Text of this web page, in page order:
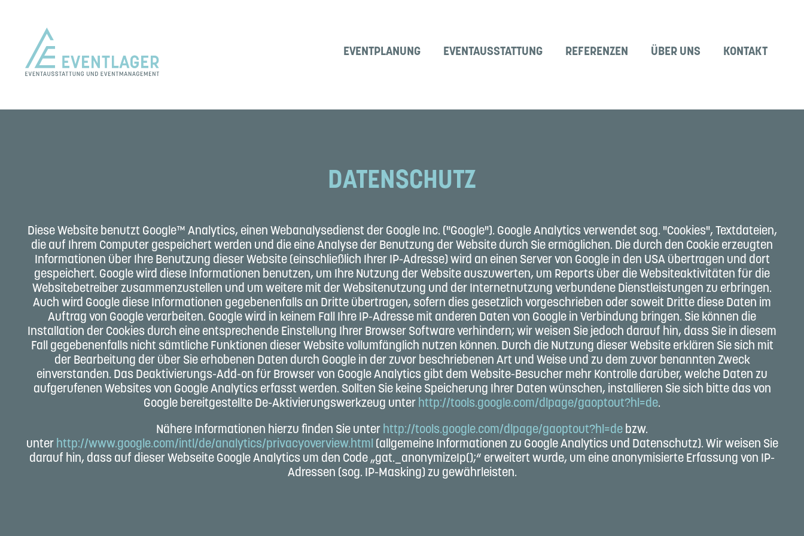
EVENTPLANUNG EVENTAUSSTATTUNG REFERENZEN ÜBER UNS KONTAKT
DATENSCHUTZ
Diese Website benutzt Google™ Analytics, einen Webanalysedienst der Google Inc. ("Google"). Google Analytics verwendet sog. "Cookies", Textdateien,
die auf Ihrem Computer gespeichert werden und die eine Analyse der Benutzung der Website durch Sie ermöglichen. Die durch den Cookie erzeugten
Informationen über Ihre Benutzung dieser Website (einschließlich Ihrer IP-Adresse) wird an einen Server von Google in den USA übertragen und dort
gespeichert. Google wird diese Informationen benutzen, um Ihre Nutzung der Website auszuwerten, um Reports über die Websiteaktivitäten für die
Websitebetreiber zusammenzustellen und um weitere mit der Websitenutzung und der Internetnutzung verbundene Dienstleistungen zu erbringen.
Auch wird Google diese Informationen gegebenenfalls an Dritte übertragen, sofern dies gesetzlich vorgeschrieben oder soweit Dritte diese Daten im
Auftrag von Google verarbeiten. Google wird in keinem Fall Ihre IP-Adresse mit anderen Daten von Google in Verbindung bringen. Sie können die
Installation der Cookies durch eine entsprechende Einstellung Ihrer Browser Software verhindern; wir weisen Sie jedoch darauf hin, dass Sie in diesem
Fall gegebenenfalls nicht sämtliche Funktionen dieser Website vollumfänglich nutzen können. Durch die Nutzung dieser Website erklären Sie sich mit
der Bearbeitung der über Sie erhobenen Daten durch Google in der zuvor beschriebenen Art und Weise und zu dem zuvor benannten Zweck
einverstanden. Das Deaktivierungs-Add-on für Browser von Google Analytics gibt dem Website-Besucher mehr Kontrolle darüber, welche Daten zu
aufgerufenen Websites von Google Analytics erfasst werden. Sollten Sie keine Speicherung Ihrer Daten wünschen, installieren Sie sich bitte das von
Google bereitgestellte De-Aktivierungswerkzeug unter http://tools.google.com/dlpage/gaoptout?hl=de.
Nähere Informationen hierzu finden Sie unter http://tools.google.com/dlpage/gaoptout?hl=de bzw.
unter http://www.google.com/intl/de/analytics/privacyoverview.html (allgemeine Informationen zu Google Analytics und Datenschutz). Wir weisen Sie
darauf hin, dass auf dieser Webseite Google Analytics um den Code „gat._anonymizeIp();“ erweitert wurde, um eine anonymisierte Erfassung von IP-
Adressen (sog. IP-Masking) zu gewährleisten.